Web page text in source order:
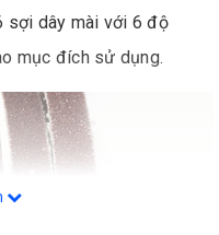
sợi dây mài với 6 độ
mục đích sử dụng.